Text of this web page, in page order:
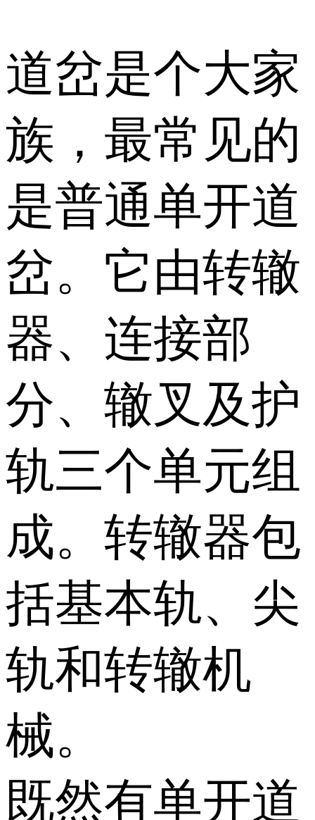
道岔是个大家
族，最常见的
是普通单开道
岔。它由转辙
器、连接部
分、辙叉及护
轨三个单元组
成。转辙器包
括基本轨、尖
轨和转辙机
械。
既然有单开道